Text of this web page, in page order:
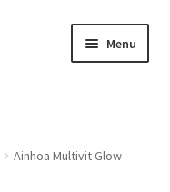
Menu
Ainhoa Multivit Glow